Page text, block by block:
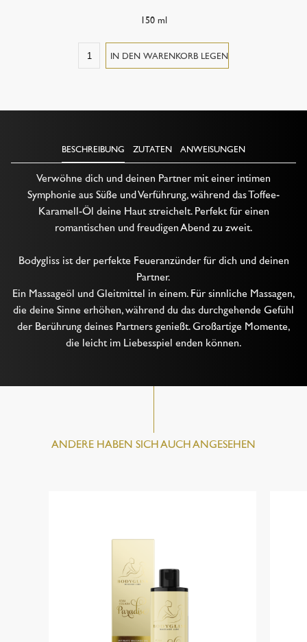
150 ml
BESCHREIBUNG ZUTATEN ANWEISUNGEN
Verwöhne dich und deinen Partner mit einer intimen
Symphonie aus Süße und Verführung, während das Toffee-
Karamell-Öl deine Haut streichelt. Perfekt für einen
romantischen und freudigen Abend zu zweit.
Bodygliss ist der perfekte Feueranzünder für dich und deinen
Partner.
Ein Massageöl und Gleitmittel in einem. Für sinnliche Massagen,
die deine Sinne erhöhen, während du das durchgehende Gefühl
der Berührung deines Partners genießt. Großartige Momente,
die leicht im Liebesspiel enden können.
ANDERE HABEN SICH AUCH ANGESEHEN